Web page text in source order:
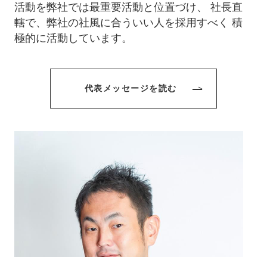
活動を弊社では最重要活動と位置づけ、
社長直
轄で、弊社の社風に合ういい人を採用すべく 積
極的に活動しています。
代表メッセージを読む